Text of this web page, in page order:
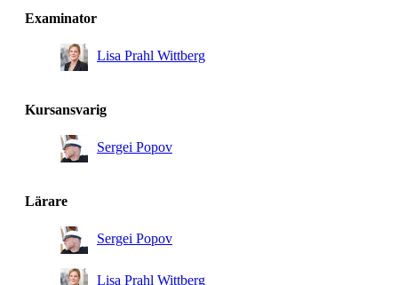
Examinator
Lisa Prahl Wittberg
Kursansvarig
Sergei Popov
Lärare
Sergei Popov
Lisa Prahl Wittberg